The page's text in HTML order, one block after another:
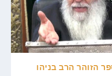
הזוהר הרב בניהו